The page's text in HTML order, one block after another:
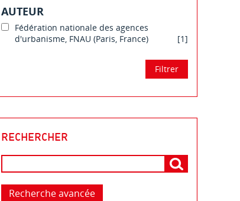
AUTEUR
Fédération nationale des agences
d'urbanisme, FNAU (Paris, France)
[1]
RECHERCHER
Recherche avancée